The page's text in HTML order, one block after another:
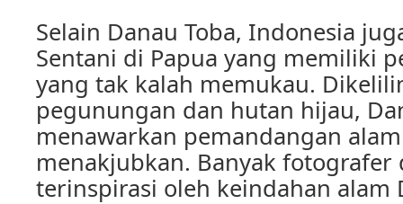
Selain Danau Toba, Indonesia
Sentani di Papua yang memiliki
yang tak kalah memukau.
pegunungan dan hutan hijau,
menawarkan pemandangan
menakjubkan. Banyak fotografer
terinspirasi oleh keindahan alam